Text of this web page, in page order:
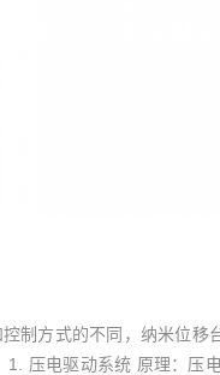
制方式的不同，纳米位移
1. 压电驱动系统 原理：压电